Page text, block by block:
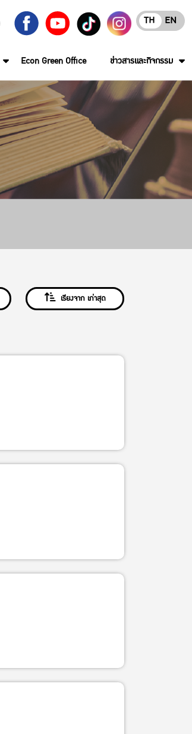
EN
TH
Econ Green Office ข่าวสารและกิจกรรม
เรียงจาก เก่าสุด